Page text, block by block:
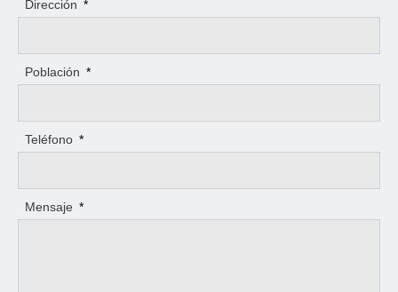
Dirección *
Población *
Teléfono *
Mensaje *